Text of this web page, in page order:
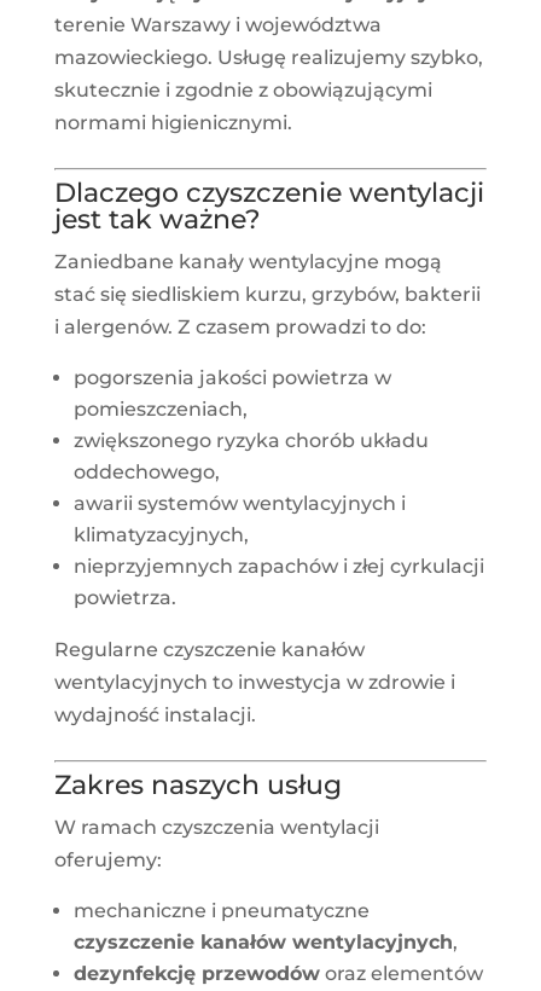
terenie Warszawy i województwa
mazowieckiego. Usługę realizujemy szybko,
skutecznie i zgodnie z obowiązującymi
normami higienicznymi.
Dlaczego czyszczenie wentylacji
jest tak ważne?
Zaniedbane kanały wentylacyjne mogą
stać się siedliskiem kurzu, grzybów, bakterii
i alergenów. Z czasem prowadzi to do:
pogorszenia jakości powietrza w
pomieszczeniach,
zwiększonego ryzyka chorób układu
oddechowego,
awarii systemów wentylacyjnych i
klimatyzacyjnych,
nieprzyjemnych zapachów i złej cyrkulacji
powietrza.
Regularne czyszczenie kanałów
wentylacyjnych to inwestycja w zdrowie i
wydajność instalacji.
Zakres naszych usług
W ramach czyszczenia wentylacji
oferujemy:
mechaniczne i pneumatyczne
czyszczenie kanałów wentylacyjnych,
dezynfekcję przewodóworaz elementów